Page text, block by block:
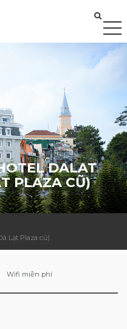
DALAT
PLAZA CŨ)
Lạt Plaza cũ)
Wifi miễn phí